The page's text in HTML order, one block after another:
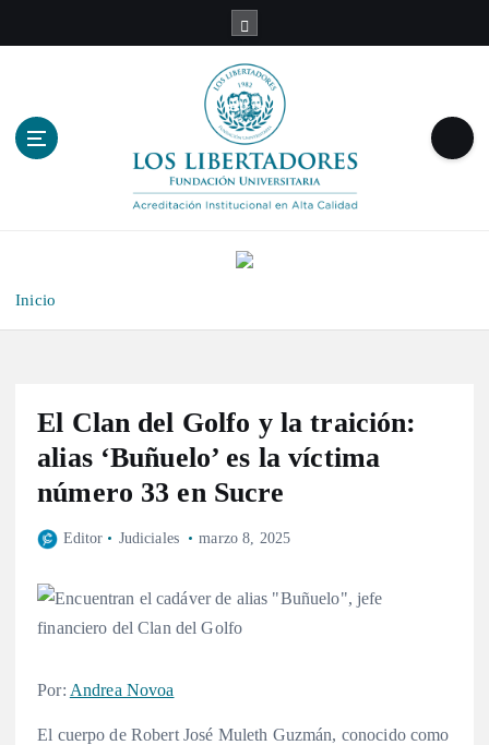
Inicio
El Clan del Golfo y la traición:
alias ‘Buñuelo’ es la víctima
número 33 en Sucre
Editor Judiciales marzo 8, 2025
Por: Andrea Novoa
El cuerpo de Robert José Muleth Guzmán, conocido como